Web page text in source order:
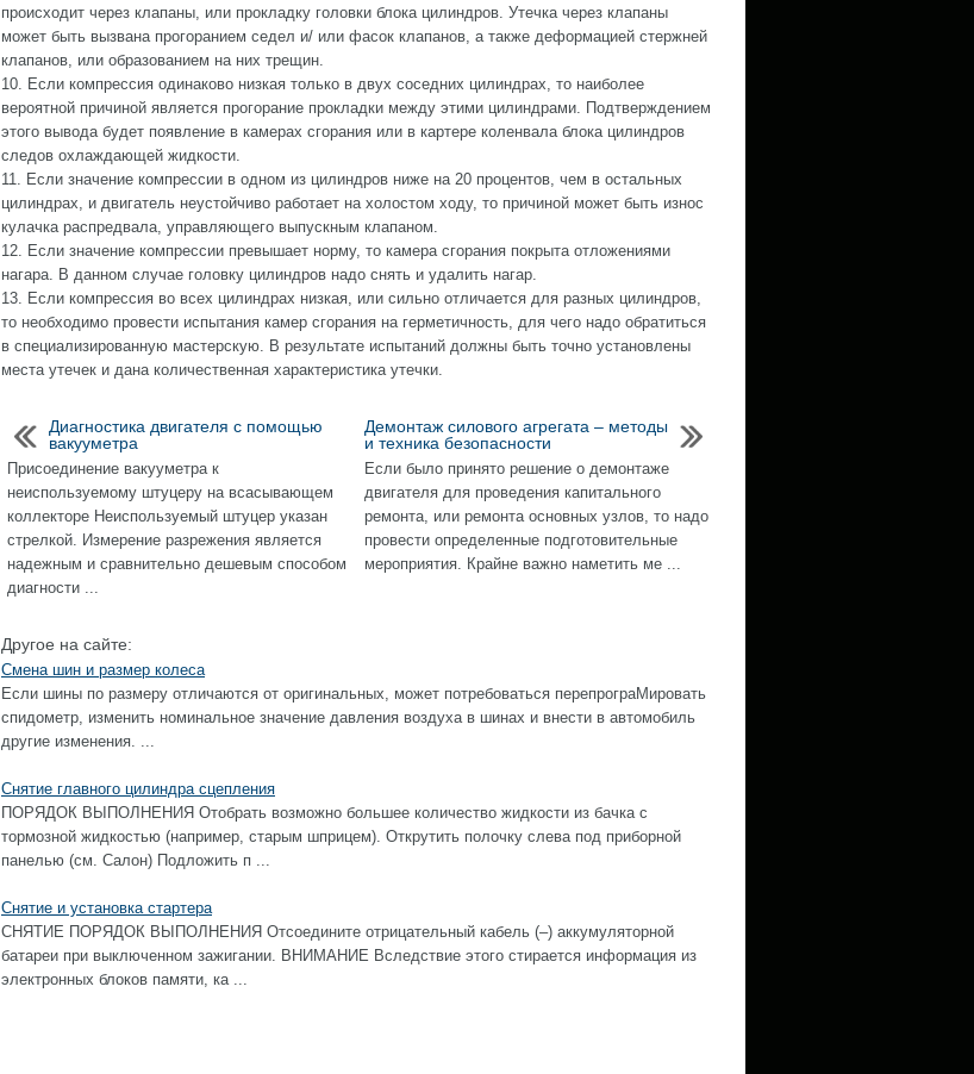
происходит через клапаны, или прокладку головки блока цилиндров. Утечка через клапаны
может быть вызвана прогоранием седел и/ или фасок клапанов, а также деформацией стержней
клапанов, или образованием на них трещин.
10. Если компрессия одинаково низкая только в двух соседних цилиндрах, то наиболее
вероятной причиной является прогорание прокладки между этими цилиндрами. Подтверждением
этого вывода будет появление в камерах сгорания или в картере коленвала блока цилиндров
следов охлаждающей жидкости.
11. Если значение компрессии в одном из цилиндров ниже на 20 процентов, чем в остальных
цилиндрах, и двигатель неустойчиво работает на холостом ходу, то причиной может быть износ
кулачка распредвала, управляющего выпускным клапаном.
12. Если значение компрессии превышает норму, то камера сгорания покрыта отложениями
нагара. В данном случае головку цилиндров надо снять и удалить нагар.
13. Если компрессия во всех цилиндрах низкая, или сильно отличается для разных цилиндров,
то необходимо провести испытания камер сгорания на герметичность, для чего надо обратиться
в специализированную мастерскую. В результате испытаний должны быть точно установлены
места утечек и дана количественная характеристика утечки.
Диагностика двигателя с помощью
вакууметра
Присоединение вакууметра к
неиспользуемому штуцеру на всасывающем
коллекторе Неиспользуемый штуцер указан
стрелкой. Измерение разрежения является
надежным и сравнительно дешевым способом
диагности ...
Демонтаж силового агрегата – методы
и техника безопасности
Если было принято решение о демонтаже
двигателя для проведения капитального
ремонта, или ремонта основных узлов, то надо
провести определенные подготовительные
мероприятия. Крайне важно наметить ме ...
Другое на сайте:
Смена шин и размер колеса
Если шины по размеру отличаются от оригинальных, может потребоваться перепрограМировать
спидометр, изменить номинальное значение давления воздуха в шинах и внести в автомобиль
другие изменения. ...
Снятие главного цилиндра сцепления
ПОРЯДОК ВЫПОЛНЕНИЯ Отобрать возможно большее количество жидкости из бачка с
тормозной жидкостью (например, старым шприцем). Открутить полочку слева под приборной
панелью (см. Салон) Подложить п ...
Снятие и установка стартера
СНЯТИЕ ПОРЯДОК ВЫПОЛНЕНИЯ Отсоедините отрицательный кабель (–) аккумуляторной
батареи при выключенном зажигании. ВНИМАНИЕ Вследствие этого стирается информация из
электронных блоков памяти, ка ...